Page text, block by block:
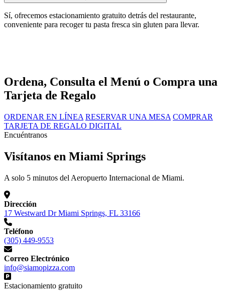
Sí, ofrecemos estacionamiento gratuito detrás del restaurante,
conveniente para recoger tu pasta fresca sin gluten para llevar.
Ordena, Consulta el Menú o Compra una
Tarjeta de Regalo
ORDENAR EN LÍNEA RESERVAR UNA MESA COMPRAR
TARJETA DE REGALO DIGITAL
Encuéntranos
Visítanos en Miami Springs
A solo 5 minutos del Aeropuerto Internacional de Miami.
Dirección
17 Westward Dr Miami Springs, FL 33166
Teléfono
(305) 449-9553
Correo Electrónico
info@siamopizza.com
Estacionamiento gratuito